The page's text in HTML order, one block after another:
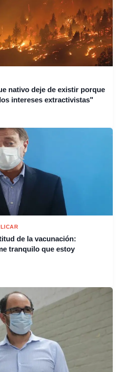
nativo deje de existir porque
intereses extractivistas"
de la vacunación:
tranquilo que estoy